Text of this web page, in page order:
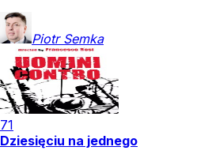
Piotr Semka
71
Dziesięciu na jednego